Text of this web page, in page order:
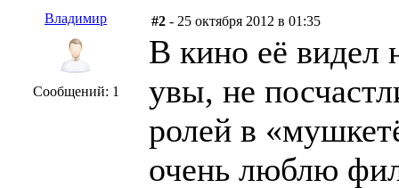
Владимир
Сообщений: 1
#2 - 25 октября 2012 в 01:35
В кино её видел
увы, не
ролей в
очень люблю